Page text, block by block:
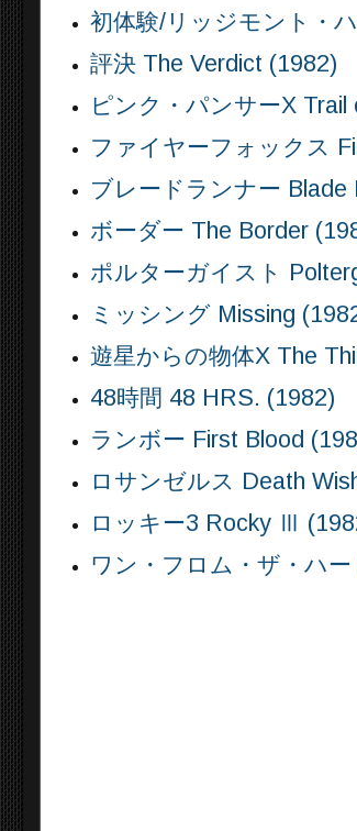
初体験/リッジモント・
評決 The Verdict (1982)
ピンク・パンサーX
ファイヤーフォックス
ブレードランナー Blade
ボーダー The Border
ポルターガイスト
ミッシング Missing
遊星からの物体X The
48時間 48 HRS. (1982)
ランボー First Blood
ロサンゼルス Death
ロッキー3 Rocky Ⅲ
ワン・フロム・ザ・ハ